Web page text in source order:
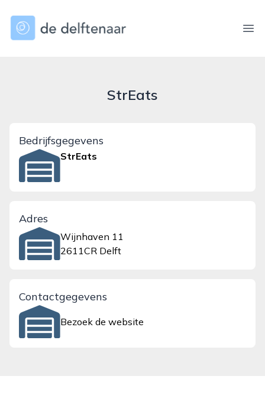
dedelftenaar.nl
StrEats
Bedrijfsgegevens
StrEats
Adres
Wijnhaven 11
2611CR Delft
Contactgegevens
Bezoek de website